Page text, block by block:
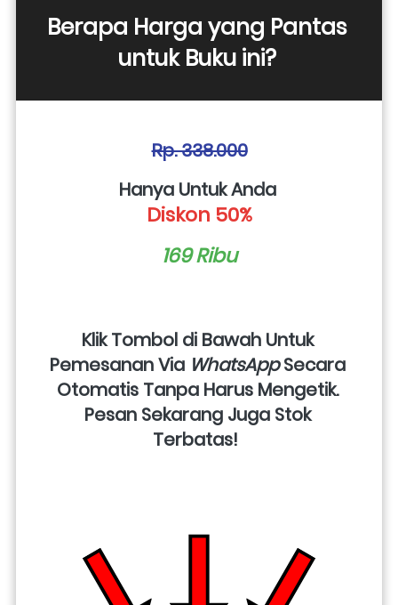
Berapa Harga yang Pantas
untuk Buku ini?
Rp. 338.000
Hanya Untuk Anda
Diskon 50%
169 Ribu
Klik Tombol di Bawah Untuk
Pemesanan Via WhatsApp Secara
Otomatis Tanpa Harus Mengetik.
Pesan Sekarang Juga Stok
Terbatas!